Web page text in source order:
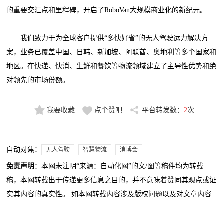
的重要交汇点和里程碑，开启了RoboVan大规模商业化的新纪元。
我们致力于为全球客户提供“多快好省”的无人驾驶运力解决方
案，业务已覆盖中国、日韩、新加坡、阿联酋、奥地利等多个国家和
地区。在快递、快消、生鲜和餐饮等物流领域建立了主导性优势和绝
对领先的市场份额。
我要收藏 点个赞吧 平台转发数： 2次
自动对焦： 无人驾驶 智慧物流 消博会
免责声明 ：本网未注明“来源：自动化网”的文/图等稿件均为转载
稿，本网转载出于传递更多信息之目的，并不意味着赞同其观点或证
实其内容的真实性。 如本网转载内容涉及版权问题以及对文章内容